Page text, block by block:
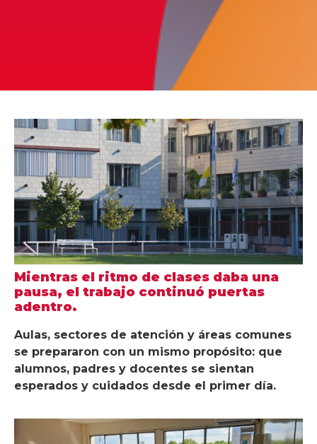
Mientras el ritmo de clases daba una
pausa, el trabajo continuó puertas
adentro.
Aulas, sectores de atención y áreas comunes
se prepararon con un mismo propósito: que
alumnos, padres y docentes se sientan
esperados y cuidados desde el primer día.